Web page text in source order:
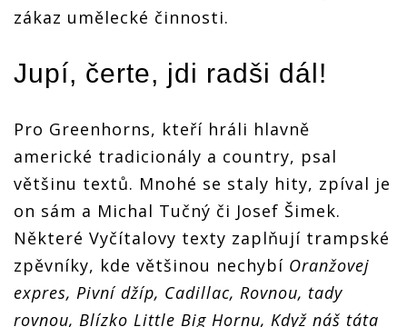
zákaz umělecké činnosti.
Jupí, čerte, jdi radši dál!
Pro Greenhorns, kteří hráli hlavně
americké tradicionály a country, psal
většinu textů. Mnohé se staly hity, zpíval je
on sám a Michal Tučný či Josef Šimek.
Některé Vyčítalovy texty zaplňují trampské
zpěvníky, kde většinou nechybí Oranžovej
expres, Pivní džíp, Cadillac, Rovnou, tady
rovnou, Blízko Little Big Hornu, Když náš táta